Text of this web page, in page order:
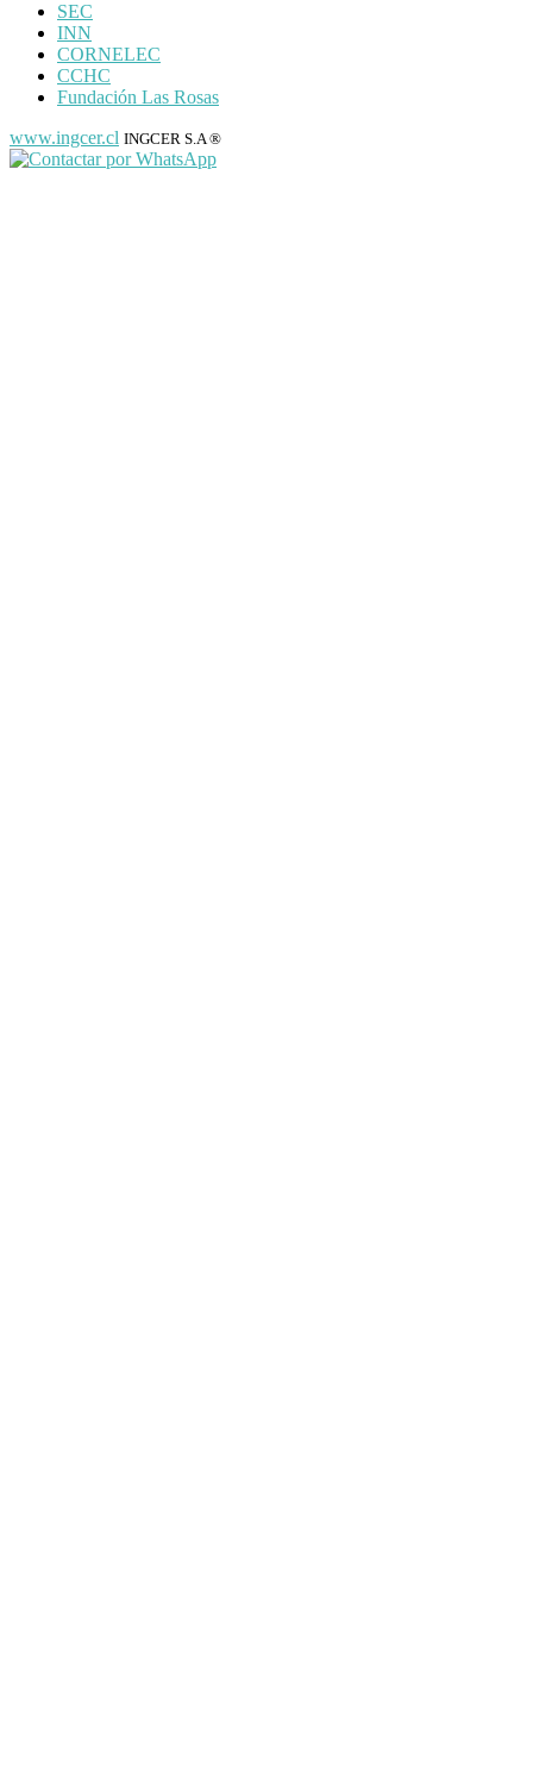
SEC
INN
CORNELEC
CCHC
Fundación Las Rosas
www.ingcer.cl INGCER S.A ®